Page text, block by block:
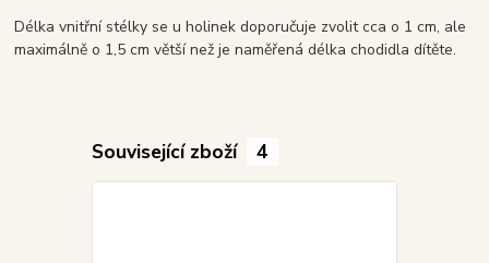
Délka vnitřní stélky se u holinek doporučuje zvolit cca o 1 cm, ale
maximálně o 1,5 cm větší než je naměřená délka chodidla dítěte.
Související zboží 4